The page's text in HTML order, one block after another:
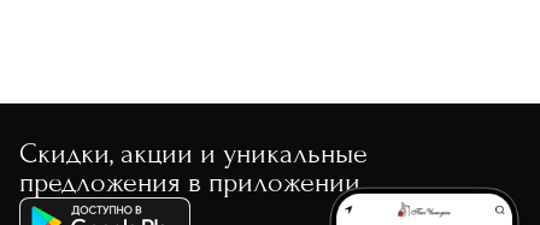
Скидки, акции и уникальные
предложения в приложении